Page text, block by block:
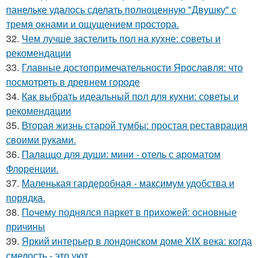
панельке удалось сделать полноценную "Двушку" с
тремя окнами и ощущением простора.
32. Чем лучше застелить пол на кухне: советы и
рекомендации
33. Главные достопримечательности Ярославля: что
посмотреть в древнем городе
34. Как выбрать идеальный пол для кухни: советы и
рекомендации
35. Вторая жизнь старой тумбы: простая реставрация
своими руками.
36. Палаццо для души: мини - отель с ароматом
Флоренции.
37. Маленькая гардеробная - максимум удобства и
порядка.
38. Почему поднялся паркет в прихожей: основные
причины
39. Яркий интерьер в лондонском доме XIX века: когда